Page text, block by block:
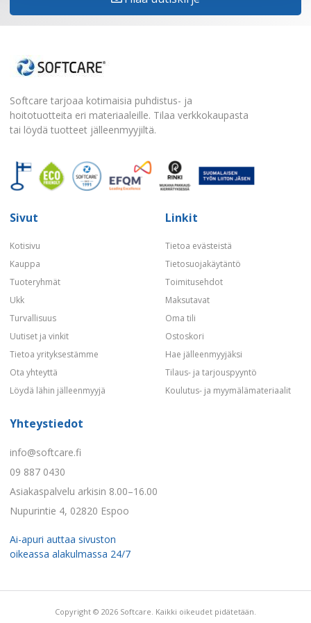
Softcare tarjoaa kotimaisia puhdistus- ja
hoitotuotteita eri materiaaleille. Tilaa verkkokaupasta
tai löydä tuotteet jälleenmyyjiltä.
Sivut
Kotisivu
Kauppa
Tuoteryhmät
Ukk
Turvallisuus
Uutiset ja vinkit
Tietoa yrityksestämme
Ota yhteyttä
Löydä lähin jälleenmyyjä
Linkit
Tietoa evästeistä
Tietosuojakäytäntö
Toimitusehdot
Maksutavat
Oma tili
Ostoskori
Hae jälleenmyyjäksi
Tilaus- ja tarjouspyyntö
Koulutus- ja myymälämateriaalit
Yhteystiedot
info@softcare.fi
09 887 0430
Asiakaspalvelu arkisin 8.00–16.00
Nupurintie 4, 02820 Espoo
Ai-apuri auttaa sivuston
oikeassa alakulmassa 24/7
Copyright © 2026 Softcare. Kaikki oikeudet pidätetään.